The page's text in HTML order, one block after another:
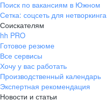
Поиск по вакансиям в Южном
Сетка: соцсеть для нетворкинга
Соискателям
hh PRO
Готовое резюме
Все сервисы
Хочу у вас работать
Производственный календарь
Экспертная рекомендация
Новости и статьи